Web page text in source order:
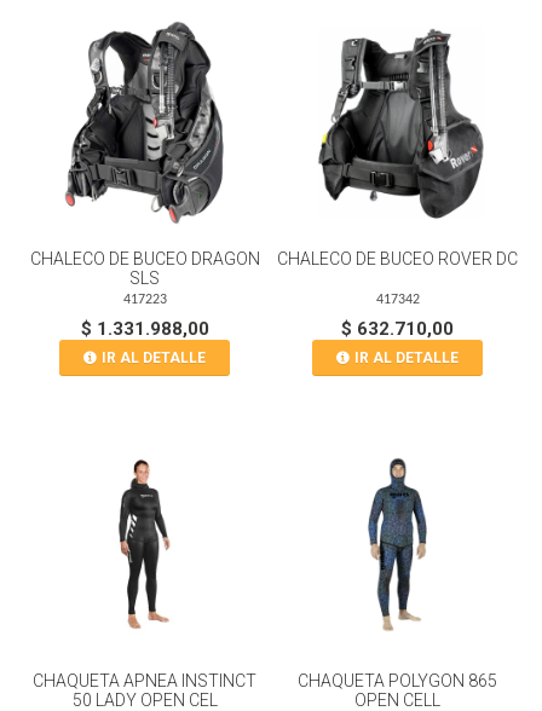
CHALECO DE BUCEO DRAGON
SLS
417223
$ 1.331.988,00
IR AL DETALLE
CHALECO DE BUCEO ROVER DC
417342
$ 632.710,00
IR AL DETALLE
CHAQUETA APNEA INSTINCT
50 LADY OPEN CEL
CHAQUETA POLYGON 865
OPEN CELL